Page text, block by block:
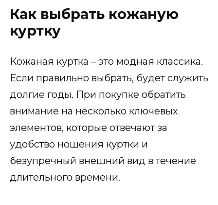
Как выбрать кожаную
куртку
Кожаная куртка – это модная классика.
Если правильно выбрать, будет служить
долгие годы. При покупке обратить
внимание на несколько ключевых
элементов, которые отвечают за
удобство ношения куртки и
безупречный внешний вид в течение
длительного времени.